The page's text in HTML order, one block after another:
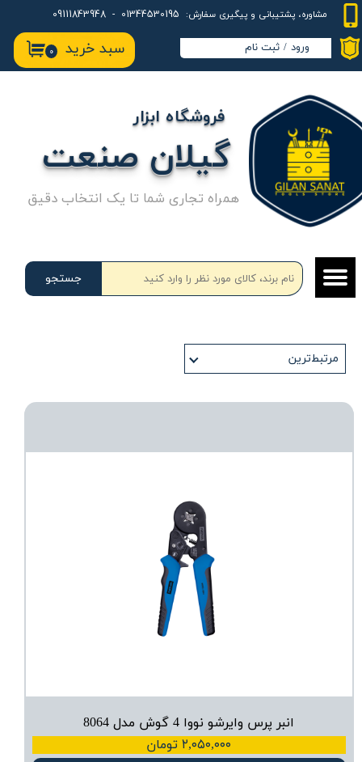
مشاوره، پشتیبانی و پیگیری سفارش:
۰ سبد خرید ورود / ثبت نام
حساب کاربری من
تغییر گذر واژه
سفارشات
خروج از حساب کاربری
جستجو
گیلان صنعت
فروشگاه ابزار
همراه تجاری شما تا یک انتخاب دقیق
مرتبط‌ترین
انبر پرس وایرشو نووا 4 گوش مدل 8064
۲,۰۵۰,۰۰۰ تومان